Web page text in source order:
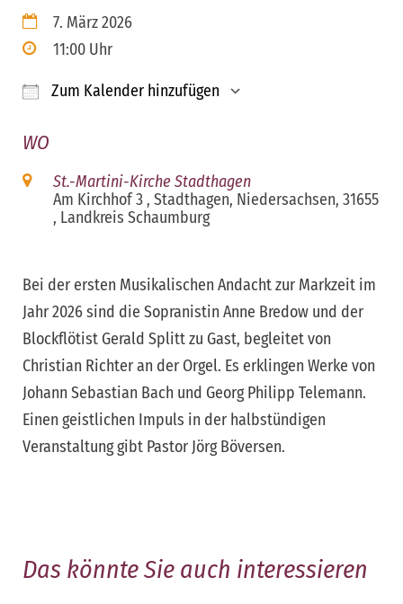
7. März 2026
11:00 Uhr
Zum Kalender hinzufügen
WO
St.-Martini-Kirche Stadthagen
Am Kirchhof 3 , Stadthagen, Niedersachsen, 31655
, Landkreis Schaumburg
Bei der ersten Musikalischen Andacht zur Markzeit im
Jahr 2026 sind die Sopranistin Anne Bredow und der
Blockflötist Gerald Splitt zu Gast, begleitet von
Christian Richter an der Orgel. Es erklingen Werke von
Johann Sebastian Bach und Georg Philipp Telemann.
Einen geistlichen Impuls in der halbstündigen
Veranstaltung gibt Pastor Jörg Böversen.
Das könnte Sie auch interessieren